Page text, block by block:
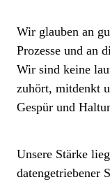
Wir glauben an
Prozesse und an
Wir sind keine
zuhört, mitdenkt
Gespür und
Unsere Stärke
datengetriebener